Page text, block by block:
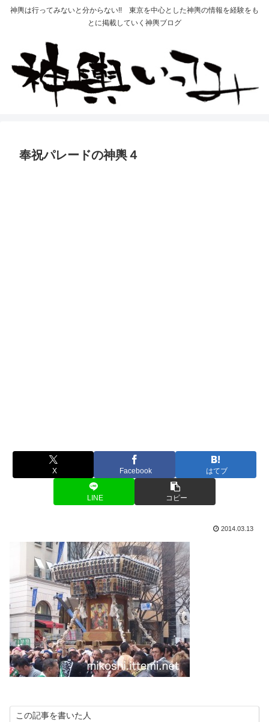
神輿は行ってみないと分からない!! 東京を中心とした神輿の情報を経験をも
とに掲載していく神輿ブログ
奉祝パレードの神輿４
X Facebook はてブ
LINE コピー
2014.03.13
この記事を書いた人